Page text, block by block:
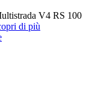
V4 RS 100
di più